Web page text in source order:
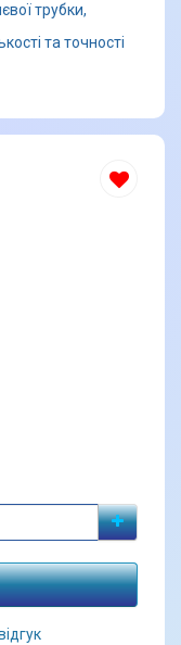
трубки,
та точності